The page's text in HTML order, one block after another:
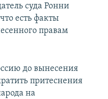
суда Ронни
есть факты
правам
до вынесения
притеснения
на